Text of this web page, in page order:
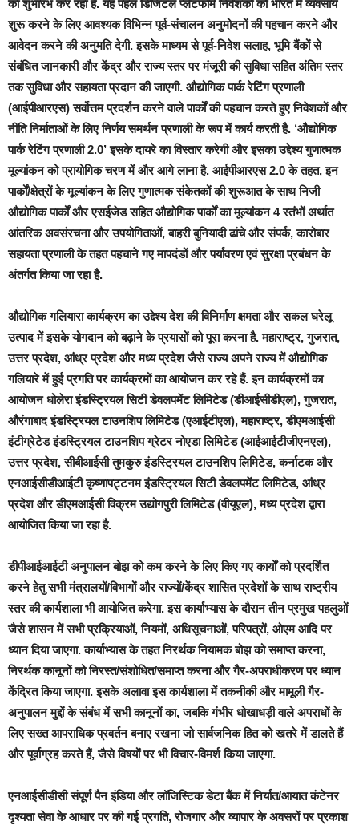
का शुभारंभ कर रहा है. यह पहल डिजिटल प्लेटफॉर्म निवेशकों को भारत में व्यवसाय
शुरू करने के लिए आवश्यक विभिन्न पूर्व-संचालन अनुमोदनों की पहचान करने और
आवेदन करने की अनुमति देगी. इसके माध्‍यम से पूर्व-निवेश सलाह, भूमि बैंकों से
संबंधित जानकारी और केंद्र और राज्य स्तर पर मंजूरी की सुविधा सहित अंतिम स्‍तर
तक सुविधा और सहायता प्रदान की जाएगी. औद्योगिक पार्क रेटिंग प्रणाली
(आईपीआरएस) सर्वोत्तम प्रदर्शन करने वाले पार्कों की पहचान करते हुए निवेशकों और
नीति निर्माताओं के लिए निर्णय समर्थन प्रणाली के रूप में कार्य करती है. ‘औद्योगिक
पार्क रेटिंग प्रणाली 2.0’ इसके दायरे का विस्तार करेगी और इसका उद्देश्य गुणात्मक
मूल्यांकन को प्रायोगिक चरण में और आगे लाना है. आईपीआरएस 2.0 के तहत, इन
पार्कों/क्षेत्रों के मूल्यांकन के लिए गुणात्मक संकेतकों की शुरूआत के साथ निजी
औद्योगिक पार्कों और एसईजेड सहित औद्योगिक पार्कों का मूल्यांकन 4 स्तंभों अर्थात
आंतरिक अवसंरचना और उपयोगिताओं, बाहरी बुनियादी ढांचे और संपर्क, कारोबार
सहायता प्रणाली के तहत पहचाने गए मापदंडों और पर्यावरण एवं सुरक्षा प्रबंधन के
अंतर्गत किया जा रहा है.
औद्योगिक गलियारा कार्यक्रम का उद्देश्य देश की विनिर्माण क्षमता और सकल घरेलू
उत्पाद में इसके योगदान को बढ़ाने के प्रयासों को पूरा करना है. महाराष्ट्र, गुजरात,
उत्तर प्रदेश, आंध्र प्रदेश और मध्य प्रदेश जैसे राज्य अपने राज्य में औद्योगिक
गलियारे में हुई प्रगति पर कार्यक्रमों का आयोजन कर रहे हैं. इन कार्यक्रमों का
आयोजन धोलेरा इंडस्ट्रियल सिटी डेवलपमेंट लिमिटेड (डीआईसीडीएल), गुजरात,
औरंगाबाद इंडस्ट्रियल टाउनशिप लिमिटेड (एआईटीएल), महाराष्ट्र, डीएमआईसी
इंटीग्रेटेड इंडस्ट्रियल टाउनशिप ग्रेटर नोएडा लिमिटेड (आईआईटीजीएनएल),
उत्तर प्रदेश, सीबीआईसी तुमकुरु इंडस्ट्रियल टाउनशिप लिमिटेड, कर्नाटक और
एनआईसीडीआईटी कृष्णापट्टनम इंडस्ट्रियल सिटी डेवलपमेंट लिमिटेड, आंध्र
प्रदेश और डीएमआईसी विक्रम उद्योगपुरी लिमिटेड (वीयूएल), मध्य प्रदेश द्वारा
आयोजित किया जा रहा है.
डीपीआईआईटी अनुपालन बोझ को कम करने के लिए किए गए कार्यों को प्रदर्शित
करने हेतु सभी मंत्रालयों/विभागों और राज्यों/केंद्र शासित प्रदेशों के साथ राष्ट्रीय
स्तर की कार्यशाला भी आयोजित करेगा. इस कार्याभ्यास के दौरान तीन प्रमुख पहलुओं
जैसे शासन में सभी प्रक्रियाओं, नियमों, अधिसूचनाओं, परिपत्रों, ओएम आदि पर
ध्‍यान दिया जाएगा. कार्याभ्‍यास के तहत निरर्थक नियामक बोझ को समाप्त करना,
निरर्थक कानूनों को निरस्त/संशोधित/समाप्त करना और गैर-अपराधीकरण पर ध्‍यान
केंद्रित किया जाएगा. इसके अलावा इस कार्यशाला में तकनीकी और मामूली गैर-
अनुपालन मुद्दों के संबंध में सभी कानूनों का, जबकि गंभीर धोखाधड़ी वाले अपराधों के
लिए सख्त आपराधिक प्रवर्तन बनाए रखना जो सार्वजनिक हित को खतरे में डालते हैं
और पूर्वाग्रह करते हैं, जैसे विषयों पर भी विचार-विमर्श किया जाएगा.
एनआईसीडीसी संपूर्ण पैन इंडिया और लॉजिस्टिक डेटा बैंक में निर्यात/आयात कंटेनर
दृश्यता सेवा के आधार पर की गई प्रगति, रोजगार और व्यापार के अवसरों पर प्रकाश